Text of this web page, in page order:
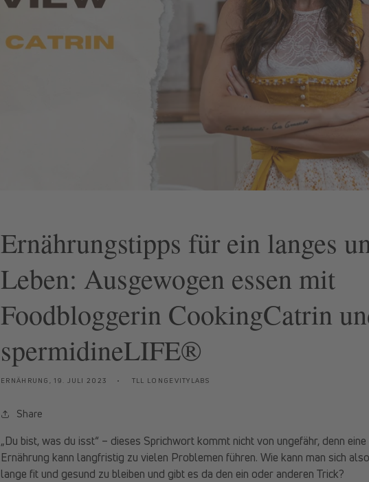
Ernährungstipps für ein langes
Leben: Ausgewogen essen mit
Foodbloggerin CookingCatrin
spermidineLIFE®
ERNÄHRUNG, 19. JULI 2023 TLL LONGEVITYLABS
Share
„Du bist, was du isst“ – dieses Sprichwort kommt nicht von ungefähr, denn
Ernährung kann langfristig zu vielen Problemen führen. Wie kann man sich
lange fit und gesund zu bleiben und gibt es da den ein oder anderen Trick?